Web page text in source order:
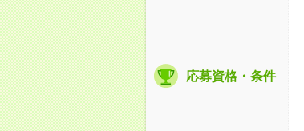
応募資格・条件